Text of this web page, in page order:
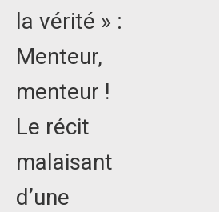
la vérité » :
Menteur,
menteur !
Le récit
malaisant
d’une